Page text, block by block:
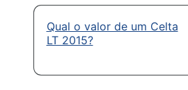
Qual o valor de um Celta
LT 2015?